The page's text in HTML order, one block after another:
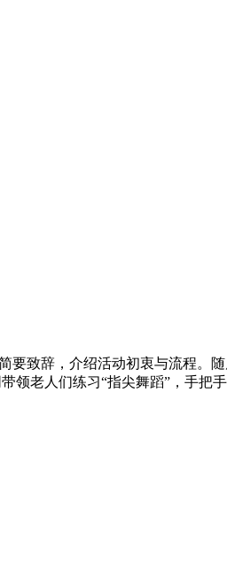
致辞，介绍活动初衷与流程。
领老人们练习“指尖舞蹈”，手